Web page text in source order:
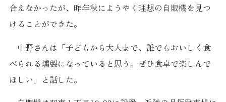
合えなかったが、昨年秋にようやく理想の自販機を見つ
けることができた。
中野さんは「子どもから大人まで、誰でもおいしく食
べられる燻製になっていると思う。ぜひ食卓で楽しんで
ほしい」と話した。